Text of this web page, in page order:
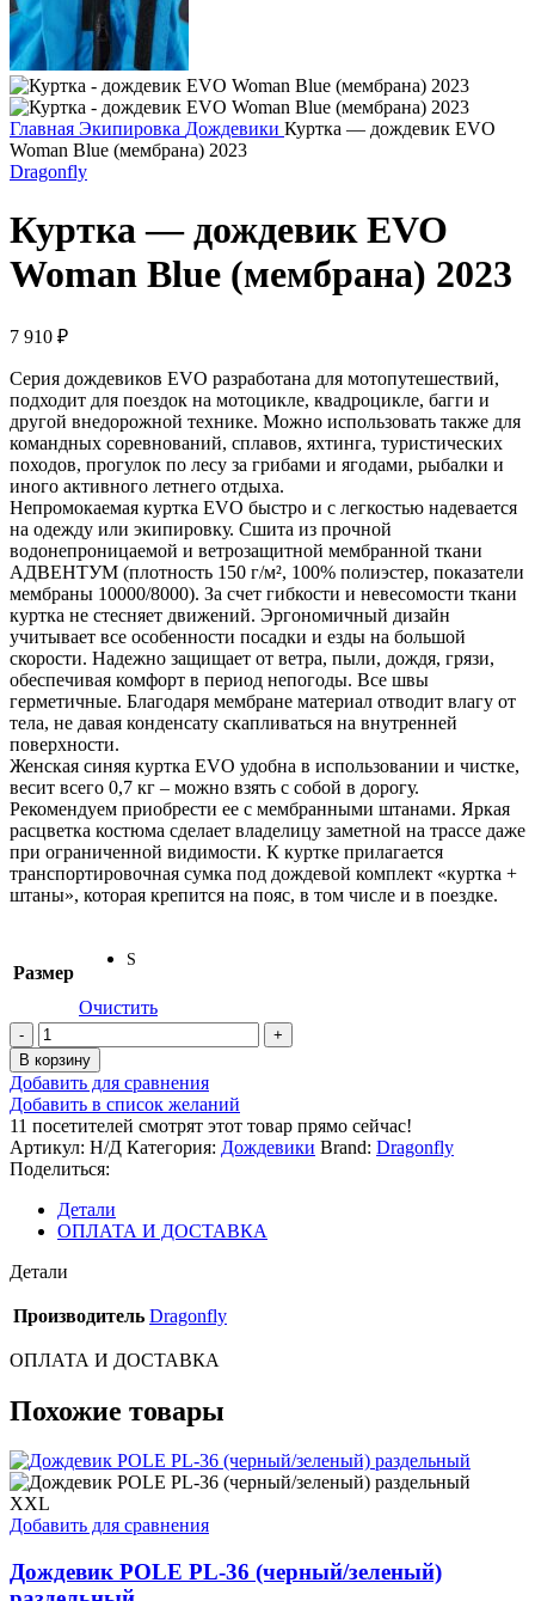
Главная Экипировка Дождевики Куртка — дождевик EVO
Woman Blue (мембрана) 2023
Dragonfly
Куртка — дождевик EVO
Woman Blue (мембрана) 2023
7 910 ₽
Серия дождевиков EVO разработана для мотопутешествий,
подходит для поездок на мотоцикле, квадроцикле, багги и
другой внедорожной технике. Можно использовать также для
командных соревнований, сплавов, яхтинга, туристических
походов, прогулок по лесу за грибами и ягодами, рыбалки и
иного активного летнего отдыха.
Непромокаемая куртка EVO быстро и с легкостью надевается
на одежду или экипировку. Сшита из прочной
водонепроницаемой и ветрозащитной мембранной ткани
АДВЕНТУМ (плотность 150 г/м², 100% полиэстер, показатели
мембраны 10000/8000). За счет гибкости и невесомости ткани
куртка не стесняет движений. Эргономичный дизайн
учитывает все особенности посадки и езды на большой
скорости. Надежно защищает от ветра, пыли, дождя, грязи,
обеспечивая комфорт в период непогоды. Все швы
герметичные. Благодаря мембране материал отводит влагу от
тела, не давая конденсату скапливаться на внутренней
поверхности.
Женская синяя куртка EVO удобна в использовании и чистке,
весит всего 0,7 кг – можно взять с собой в дорогу.
Рекомендуем приобрести ее с мембранными штанами. Яркая
расцветка костюма сделает владелицу заметной на трассе даже
при ограниченной видимости. К куртке прилагается
транспортировочная сумка под дождевой комплект «куртка +
штаны», которая крепится на пояс, в том числе и в поездке.
Размер
S
Очистить
Количество
товара
Куртка
-
дождевик
EVO
Woman
Blue
(мембрана)
2023
В корзину
Добавить для сравнения
Добавить в список желаний
11 посетителей смотрят этот товар прямо сейчас!
Артикул: Н/Д Категория: Дождевики Brand: Dragonfly
Поделиться:
Детали
ОПЛАТА И ДОСТАВКА
Детали
Производитель Dragonfly
ОПЛАТА И ДОСТАВКА
Похожие товары
XXL
Добавить для сравнения
Дождевик POLE PL-36 (черный/зеленый)